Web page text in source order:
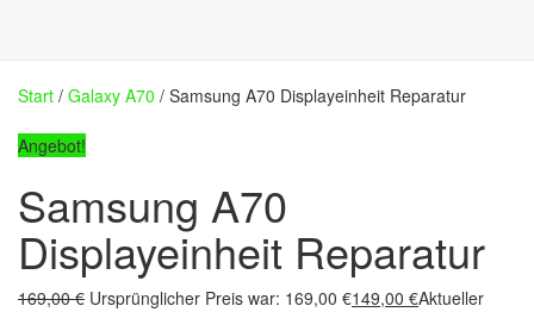
Start / Galaxy A70 / Samsung A70 Displayeinheit Reparatur
Angebot!
Samsung A70
Displayeinheit Reparatur
169,00€ Ursprünglicher Preis war: 169,00 €149,00 €Aktueller